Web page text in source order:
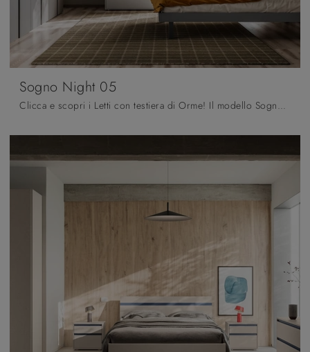
Sogno Night 05
Clicca e scopri i Letti con testiera di Orme! Il modello Sogno Night 05 in melaminico ti aspetta nelle versioni matrimoniali.